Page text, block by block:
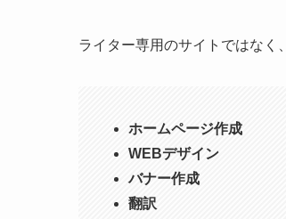
ライター専用のサイトではなく、
ホームページ作成
WEBデザイン
バナー作成
翻訳